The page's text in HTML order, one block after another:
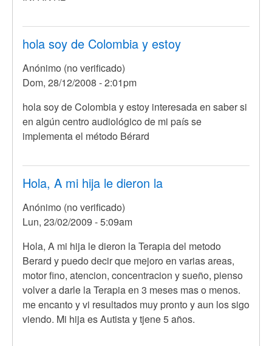
hola soy de Colombia y estoy
Anónimo (no verificado)
Dom, 28/12/2008 - 2:01pm
hola soy de Colombia y estoy interesada en saber si
en algún centro audiológico de mi país se
implementa el método Bérard
Hola, A mi hija le dieron la
Anónimo (no verificado)
Lun, 23/02/2009 - 5:09am
Hola, A mi hija le dieron la Terapia del metodo
Berard y puedo decir que mejoro en varias areas,
motor fino, atencion, concentracion y sueño, pienso
volver a darle la Terapia en 3 meses mas o menos.
me encanto y vi resultados muy pronto y aun los sigo
viendo. Mi hija es Autista y tjene 5 años.